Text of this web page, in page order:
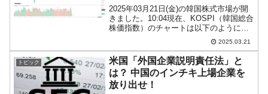
2025年03月21日(金)の韓国株式市場が開
きました。10:04現在、KOSPI（韓国総合
株価指数）のチャートは以下のようにな
『Investing.com』より引用）。下げて始
まり、現在のところ陰線。KOSPIは「2...
2025.03.21
トピック
米国「外国企業説明責任法」と
は？ 中国のインチキ上場企業を
放り出せ！